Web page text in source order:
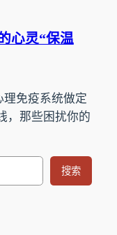
心灵“保温
免疫系统做定
，那些困扰你的
搜索